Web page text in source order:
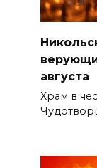
августа
Храм в